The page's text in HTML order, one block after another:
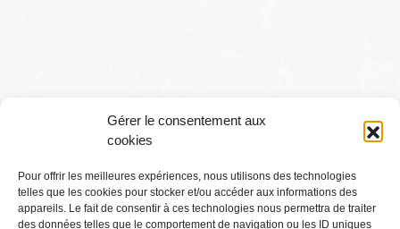
Gérer le consentement aux
cookies
Pour offrir les meilleures expériences, nous utilisons des technologies
telles que les cookies pour stocker et/ou accéder aux informations des
appareils. Le fait de consentir à ces technologies nous permettra de traiter
des données telles que le comportement de navigation ou les ID uniques
Conditions générales